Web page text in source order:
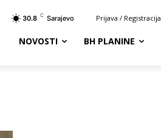
30.8 C Sarajevo Prijava / Registracija
NOVOSTI BH PLANINE